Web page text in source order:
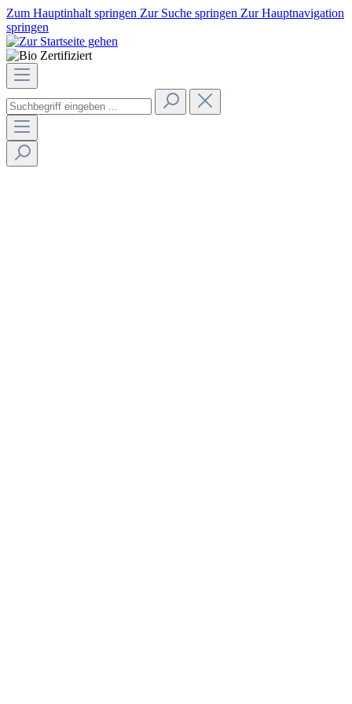
Zum Hauptinhalt springen Zur Suche springen Zur Hauptnavigation
springen